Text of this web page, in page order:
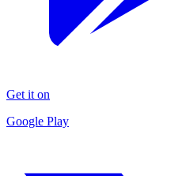
Get it on
Google Play